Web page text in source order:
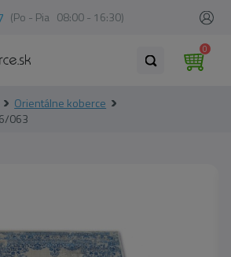
(Po - Pia 08:00 - 16:30)
0
Orientálne koberce
063